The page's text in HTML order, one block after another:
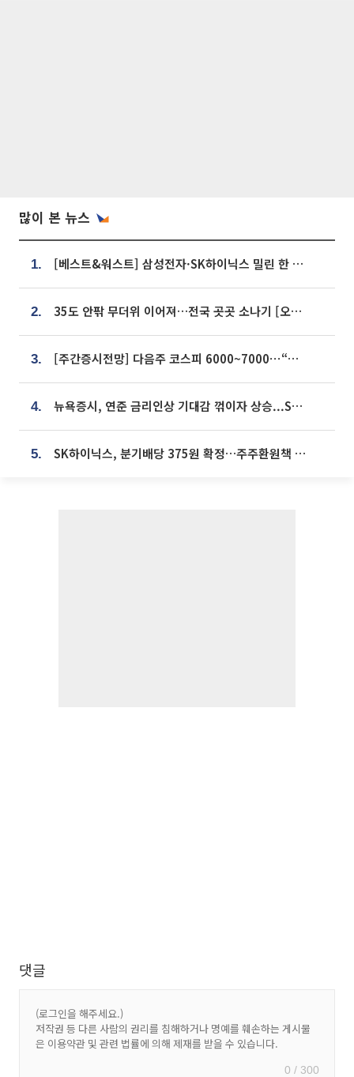
많이 본 뉴스
1. [베스트&워스트] 삼성전자·SK하이닉스 밀린 한 주…상상인증권은 85% 급등
2. 35도 안팎 무더위 이어져…전국 곳곳 소나기 [오늘 날씨]
3. [주간증시전망] 다음주 코스피 6000~7000⋯“外人 수급은 정책이 변수”
4. 뉴욕증시, 연준 금리인상 기대감 꺾이자 상승...S&P500 사상 최고치 [종합]
5. SK하이닉스, 분기배당 375원 확정…주주환원책 9월로 앞당겨 발표
댓글
0 / 300